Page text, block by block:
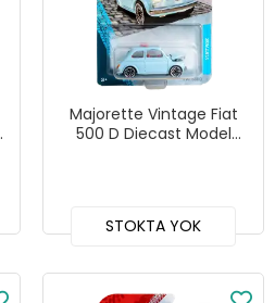
Majorette Vintage Fiat
500 D Diecast Model
STOKTA YOK